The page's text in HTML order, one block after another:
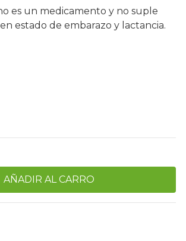
es un medicamento y no suple
estado de embarazo y lactancia.